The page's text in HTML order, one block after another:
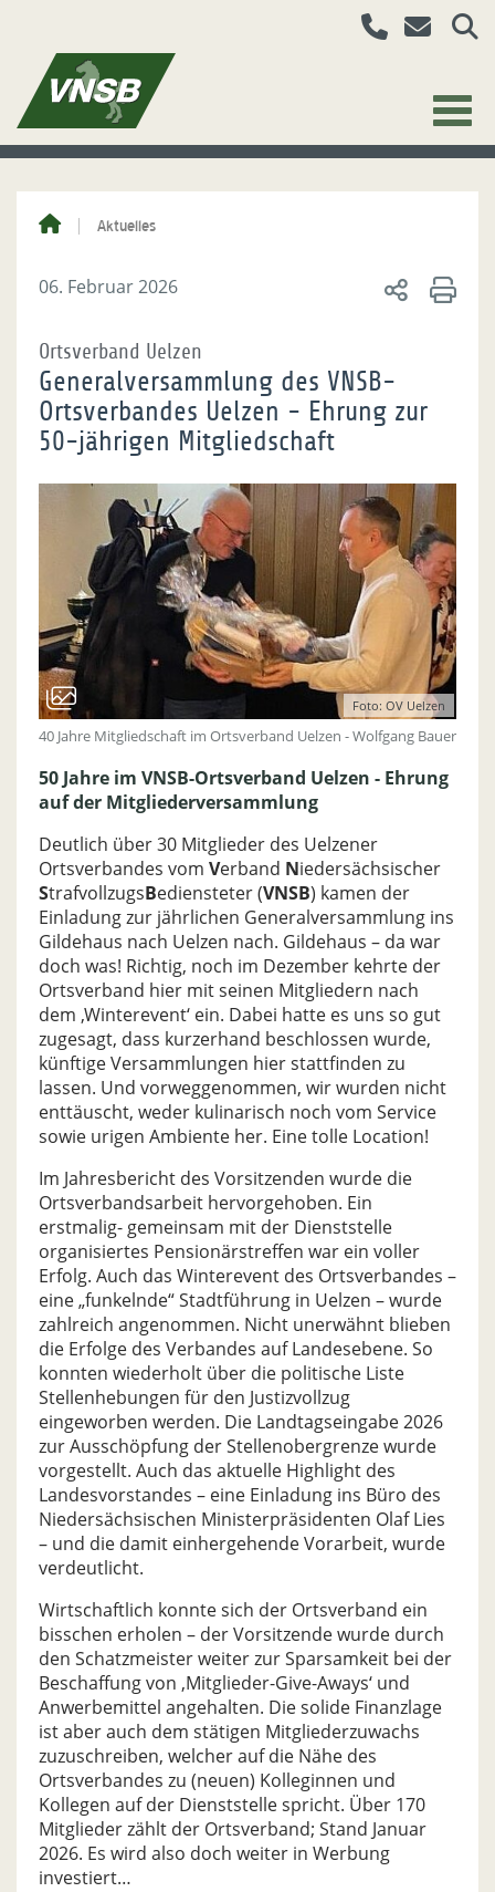
Aktuelles
06. Februar 2026
Ortsverband Uelzen
Generalversammlung des VNSB-
Ortsverbandes Uelzen - Ehrung zur
50-jährigen Mitgliedschaft
Foto: OV Uelzen
40 Jahre Mitgliedschaft im Ortsverband Uelzen - Wolfgang Bauer
50 Jahre im VNSB-Ortsverband Uelzen - Ehrung
auf der Mitgliederversammlung
Deutlich über 30 Mitglieder des Uelzener
Ortsverbandes vom Verband Niedersächsischer
StrafvollzugsBediensteter (VNSB) kamen der
Einladung zur jährlichen Generalversammlung ins
Gildehaus nach Uelzen nach. Gildehaus – da war
doch was! Richtig, noch im Dezember kehrte der
Ortsverband hier mit seinen Mitgliedern nach
dem ‚Winterevent‘ ein. Dabei hatte es uns so gut
zugesagt, dass kurzerhand beschlossen wurde,
künftige Versammlungen hier stattfinden zu
lassen. Und vorweggenommen, wir wurden nicht
enttäuscht, weder kulinarisch noch vom Service
sowie urigen Ambiente her. Eine tolle Location!
Im Jahresbericht des Vorsitzenden wurde die
Ortsverbandsarbeit hervorgehoben. Ein
erstmalig- gemeinsam mit der Dienststelle
organisiertes Pensionärstreffen war ein voller
Erfolg. Auch das Winterevent des Ortsverbandes –
eine „funkelnde“ Stadtführung in Uelzen – wurde
zahlreich angenommen. Nicht unerwähnt blieben
die Erfolge des Verbandes auf Landesebene. So
konnten wiederholt über die politische Liste
Stellenhebungen für den Justizvollzug
eingeworben werden. Die Landtagseingabe 2026
zur Ausschöpfung der Stellenobergrenze wurde
vorgestellt. Auch das aktuelle Highlight des
Landesvorstandes – eine Einladung ins Büro des
Niedersächsischen Ministerpräsidenten Olaf Lies
– und die damit einhergehende Vorarbeit, wurde
verdeutlicht.
Wirtschaftlich konnte sich der Ortsverband ein
bisschen erholen – der Vorsitzende wurde durch
den Schatzmeister weiter zur Sparsamkeit bei der
Beschaffung von ‚Mitglieder-Give-Aways‘ und
Anwerbemittel angehalten. Die solide Finanzlage
ist aber auch dem stätigen Mitgliederzuwachs
zuzuschreiben, welcher auf die Nähe des
Ortsverbandes zu (neuen) Kolleginnen und
Kollegen auf der Dienststelle spricht. Über 170
Mitglieder zählt der Ortsverband; Stand Januar
2026. Es wird also doch weiter in Werbung
investiert…